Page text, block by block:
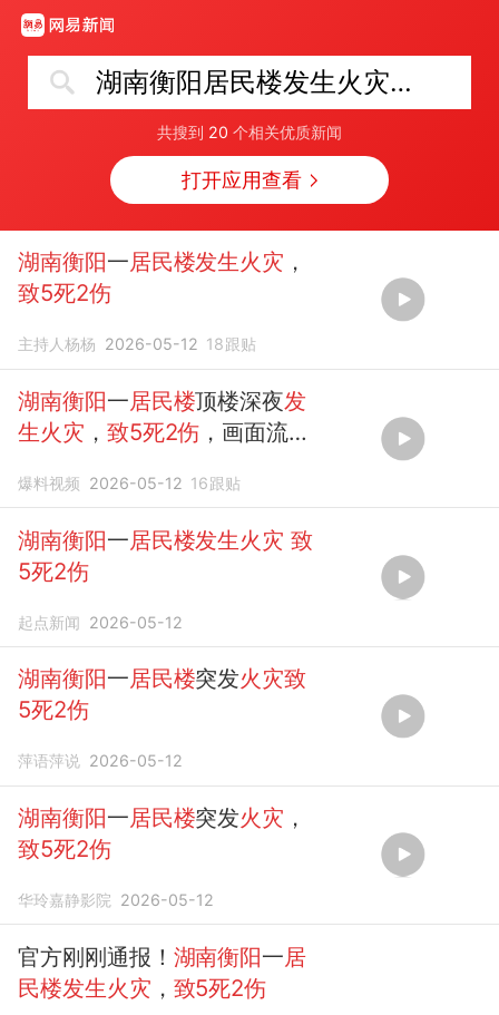
湖南衡阳居民楼发生火灾致5死2伤
共搜到 20 个相关优质新闻
打开应用查看
湖南衡阳一居民楼发生火灾 ，
致5死2伤
主持人杨杨 2026-05-12 18跟贴
湖南衡阳一居民楼顶楼深夜发
生火灾 ， 致5死2伤 ，画面流
爆料视频 2026-05-12 16跟贴
湖南衡阳一居民楼发生火灾 致
5死2伤
起点新闻 2026-05-12
湖南衡阳一居民楼突发火灾致
5死2伤
萍语萍说 2026-05-12
湖南衡阳一居民楼突发火灾 ，
致5死2伤
华玲嘉静影院 2026-05-12
官方刚刚通报！ 湖南衡阳一居
民楼发生火灾 ， 致5死2伤